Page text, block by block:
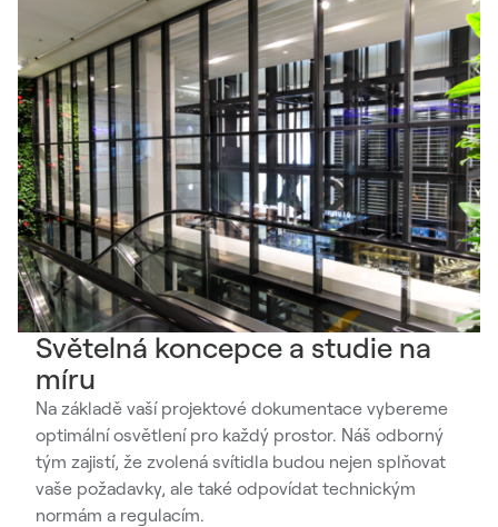
Světelná koncepce a studie na
míru
Na základě vaší projektové dokumentace vybereme
optimální osvětlení pro každý prostor. Náš odborný
tým zajistí, že zvolená svítidla budou nejen splňovat
vaše požadavky, ale také odpovídat technickým
normám a regulacím.